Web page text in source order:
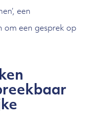
een
om een gesprek op